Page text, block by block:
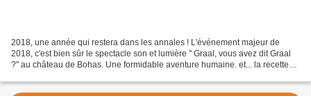
2018, une année qui restera dans les annales ! L'événement majeur de
2018, c'est bien sûr le spectacle son et lumière " Graal, vous avez dit Graal
?" au château de Bohas. Une formidable aventure humaine. et... la recette